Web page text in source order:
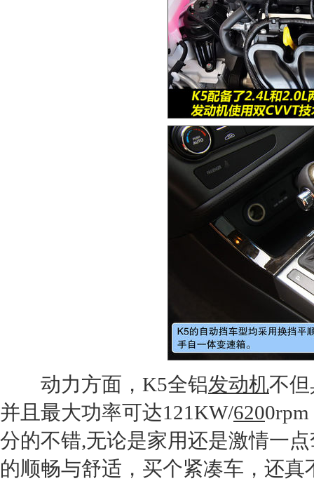
动力方面， K5全铝发动机不
并且最大功率可达121KW/620
分的不错,无论是家用还是激情一
的顺畅与舒适，买个紧凑车，还真